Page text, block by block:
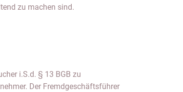
zu machen sind.
i.S.d. § 13 BGB zu
Der Fremdgeschäftsführer